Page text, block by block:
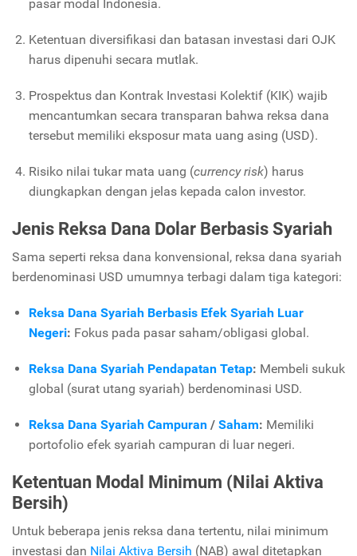
pasar modal Indonesia.
Ketentuan diversifikasi dan batasan investasi dari OJK
harus dipenuhi secara mutlak.
Prospektus dan Kontrak Investasi Kolektif (KIK) wajib
mencantumkan secara transparan bahwa reksa dana
tersebut memiliki eksposur mata uang asing (USD).
Risiko nilai tukar mata uang (currency risk) harus
diungkapkan dengan jelas kepada calon investor.
Jenis Reksa Dana Dolar Berbasis Syariah
Sama seperti reksa dana konvensional, reksa dana syariah
berdenominasi USD umumnya terbagi dalam tiga kategori:
Reksa Dana Syariah Berbasis Efek Syariah Luar
Negeri: Fokus pada pasar saham/obligasi global.
Reksa Dana Syariah Pendapatan Tetap: Membeli sukuk
global (surat utang syariah) berdenominasi USD.
Reksa Dana Syariah Campuran/ Saham: Memiliki
portofolio efek syariah campuran di luar negeri.
Ketentuan Modal Minimum (Nilai Aktiva
Bersih)
Untuk beberapa jenis reksa dana tertentu, nilai minimum
investasi dan Nilai Aktiva Bersih (NAB) awal ditetapkan